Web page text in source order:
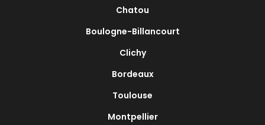
Chatou
Boulogne-Billancourt
Clichy
Bordeaux
Toulouse
Montpellier